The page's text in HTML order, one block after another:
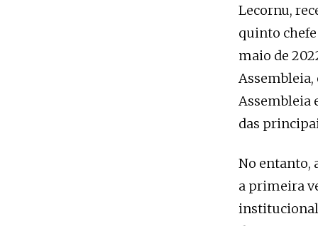
Lecornu,
quinto
maio de
Assembleia,
Assembleia
das
No entanto,
a primeira
institucional